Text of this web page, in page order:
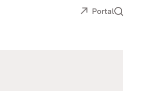
Portal